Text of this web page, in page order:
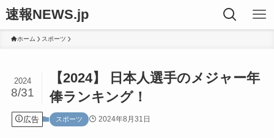
速報NEWS.jp
ホーム スポーツ
【2024】 日本人選手のメジャー年
俸ランキング！
2024
8/31
広告 スポーツ 2024年8月31日